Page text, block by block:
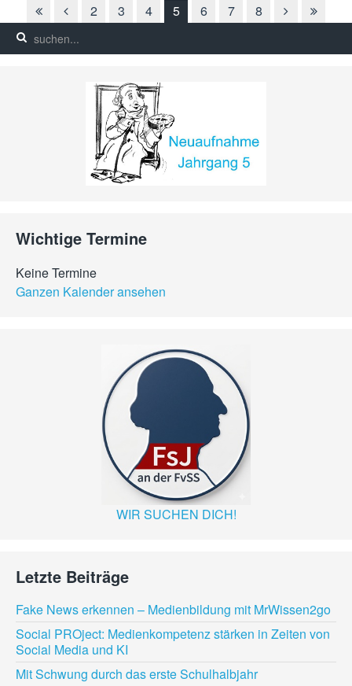
2
3 4 5 6 7 8
Wichtige Termine
Keine Termine
Ganzen Kalender ansehen
WIR SUCHEN DICH!
Letzte Beiträge
Fake News erkennen – Medienbildung mit MrWissen2go
Social PROject: Medienkompetenz stärken in Zeiten von
Social Media und KI
Mit Schwung durch das erste Schulhalbjahr